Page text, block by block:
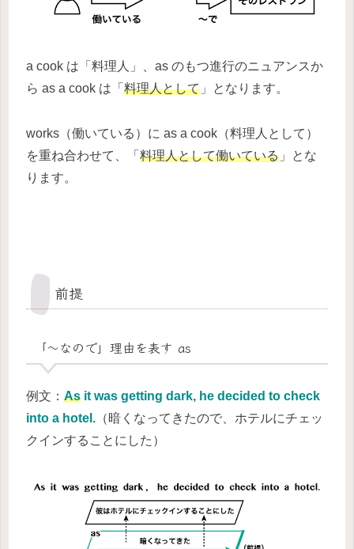
a cook は「料理人」、as のもつ進行のニュアンスか
ら as a cook は「 料理人として 」となります。
works（働いている）に as a cook（料理人として）
を重ね合わせて、「 料理人として働いている 」とな
ります。
前提
「～なので」理由を表す as
例文： As it was getting dark, he decided to check
into a hotel. （暗くなってきたので、ホテルにチェッ
クインすることにした）